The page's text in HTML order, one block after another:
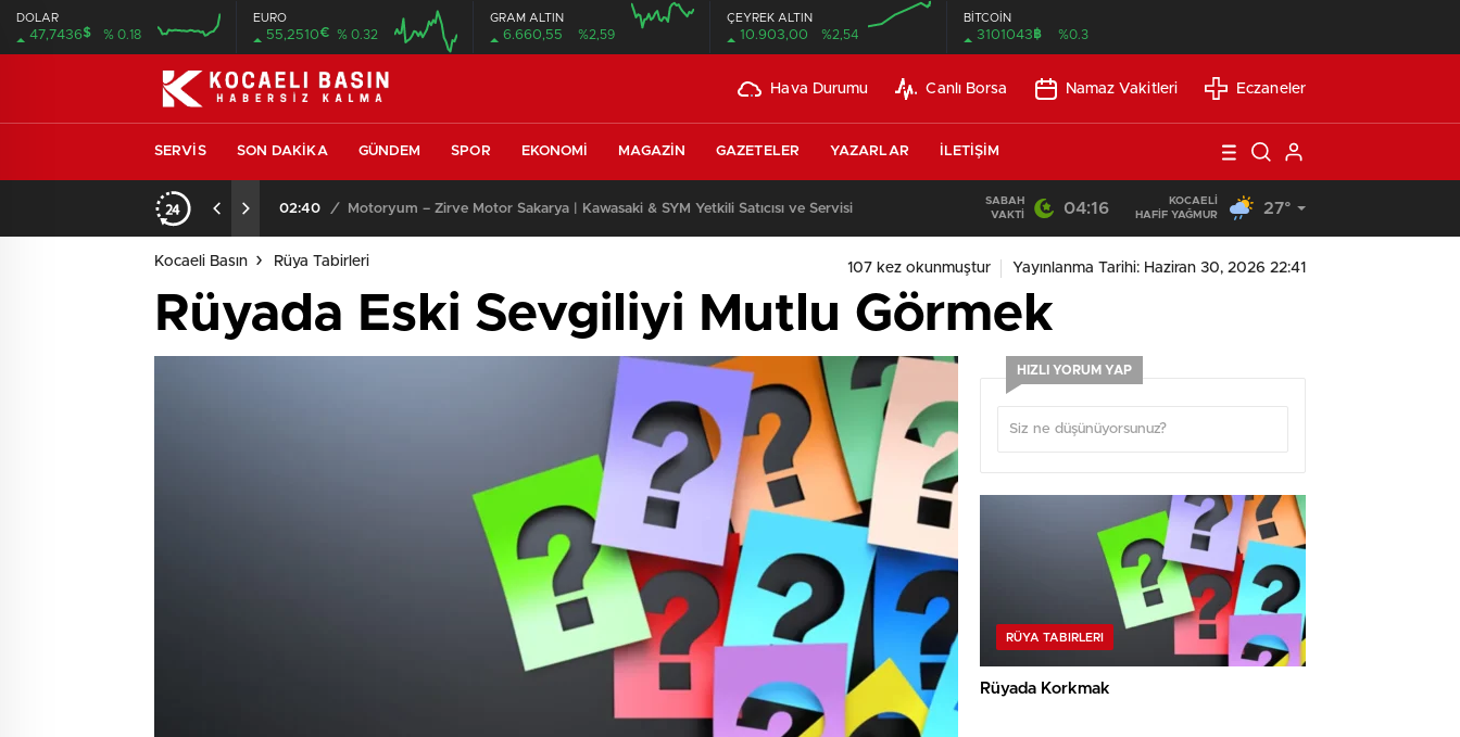
DOLAR
47,7436$ % 0.18
EURO
55,2510€ % 0.32
GRAM ALTIN
6.660,55 %2,59
ÇEYREK ALTIN
10.903,00 %2,54
BİTCOİN
3101043฿ %0.3
Hava Durumu Canlı Borsa Namaz Vakitleri Eczaneler
SERVIS SON DAKIKA GÜNDEM SPOR EKONOMI MAGAZIN GAZETELER YAZARLAR İLETIŞIM
02:40 / Motoryum – Zirve Motor Sakarya | Kawasaki & SYM Yetkili Satıcısı ve Servisi 13:53 / SEO Uyumlu Web Siteleri Uzun Vadede Ne Kazandırır?
SABAH
VAKTI
04:16
KOCAELI
HAFİF YAĞMUR
27°
Kocaeli Basın Rüya Tabirleri 107 kez okunmuştur Yayınlanma Tarihi: Haziran 30, 2026 22:41
Rüyada Eski Sevgiliyi Mutlu Görmek
HIZLI YORUM YAP
RÜYA TABIRLERI
Rüyada Korkmak